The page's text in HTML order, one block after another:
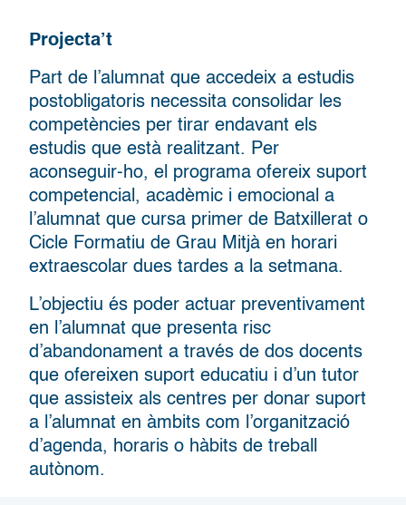
Projecta’t
Part de l’alumnat que accedeix a estudis
postobligatoris necessita consolidar les
competències per tirar endavant els
estudis que està realitzant. Per
aconseguir-ho, el programa ofereix suport
competencial, acadèmic i emocional a
l’alumnat que cursa primer de Batxillerat o
Cicle Formatiu de Grau Mitjà en horari
extraescolar dues tardes a la setmana.
L’objectiu és poder actuar preventivament
en l’alumnat que presenta risc
d’abandonament a través de dos docents
que ofereixen suport educatiu i d’un tutor
que assisteix als centres per donar suport
a l’alumnat en àmbits com l’organització
d’agenda, horaris o hàbits de treball
autònom.